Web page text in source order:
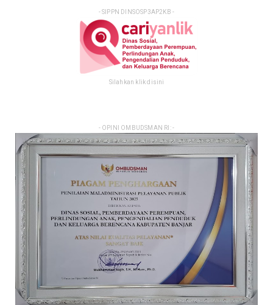
- SIPPN DINSOSP3AP2KB -
Silahkan klik disini
- OPINI OMBUDSMAN RI: -